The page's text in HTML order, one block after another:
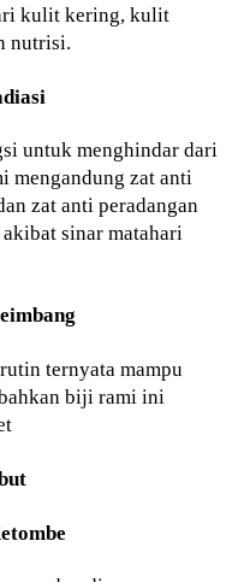
kulit kering, kulit
nutrisi.
untuk menghindar dari
mengandung zat anti
zat anti peradangan
sinar matahari
ternyata mampu
biji rami ini